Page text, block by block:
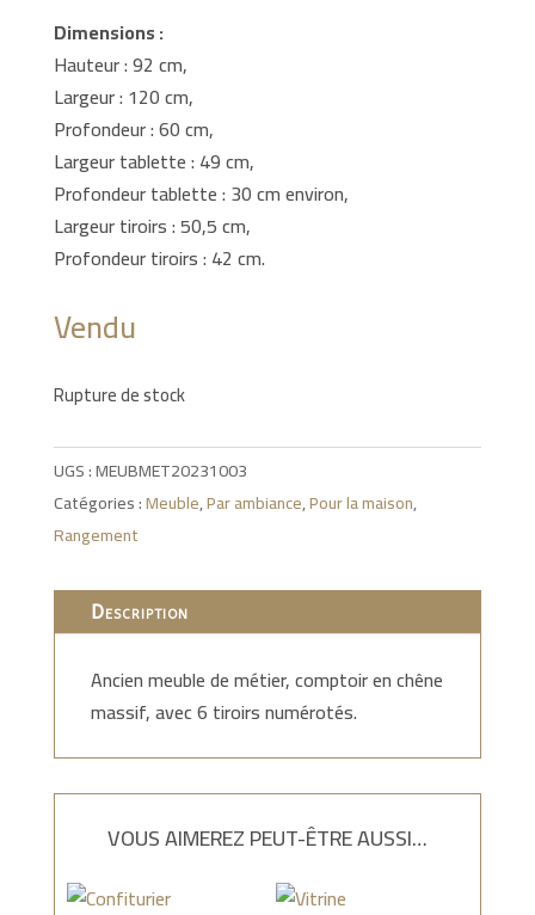
Dimensions :
Hauteur : 92 cm,
Largeur : 120 cm,
Profondeur : 60 cm,
Largeur tablette : 49 cm,
Profondeur tablette : 30 cm environ,
Largeur tiroirs : 50,5 cm,
Profondeur tiroirs : 42 cm.
Vendu
Rupture de stock
UGS :MEUBMET20231003
Catégories :Meuble,Par ambiance,Pour la maison,
Rangement
Description
Ancien meuble de métier, comptoir en chêne
massif, avec 6 tiroirs numérotés.
VOUS AIMEREZ PEUT-ÊTRE AUSSI…